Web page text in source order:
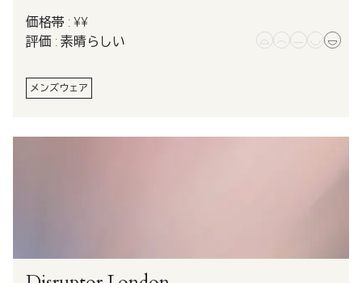
価格帯 : ¥¥
評価 : 素晴らしい
メンズウェア